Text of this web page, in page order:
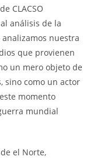
CLACSO
análisis de la
nuestra
que provienen
un mero objeto de
sino como un actor
momento
mundial
el Norte,